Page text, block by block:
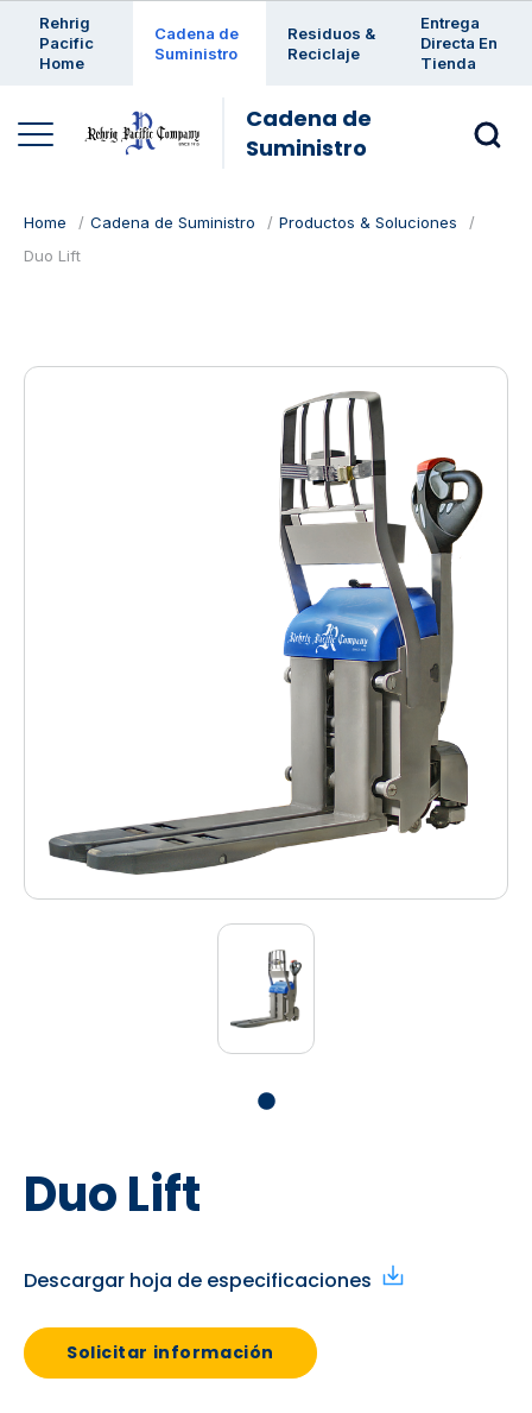
Rehrig
Pacific
Home
Cadena de
Suministro
Residuos &
Reciclaje
Entrega
Directa En
Tienda
Cadena de
Suministro
Home Cadena de Suministro
Productos & Soluciones
Duo Lift
Duo Lift
Descargar hoja de especificaciones
Solicitar información